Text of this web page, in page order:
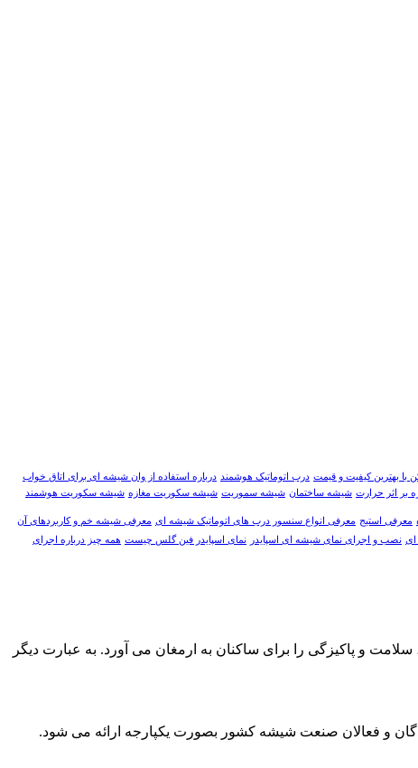
با بهترین کیفیت و قیمت درب اتوماتیک هوشمند درباره استفاده از وان شیشه ای برای اتاق خواب
بر اثر حرارت شیشه ساختمان شیشه سموریت شیشه سکوریت مغازه شیشه سکوریت هوشمند
معرفی استیج معرفی انواع سنسور درب های اتوماتیک شیشه ای معرفی شیشه خم و کاربردهای آن
ای نصب و اجرای نمای شیشه ای اسپایدر نمای اسپایدر فین گلس چیست همه چیز درباره اجرای
و پاکیزگی را برای ساکنان به ارمغان می آورد. به عبارت دیگر